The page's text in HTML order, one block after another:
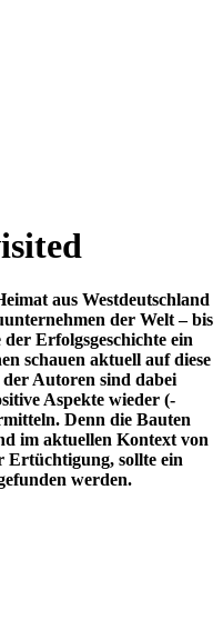
aus Westdeutschland
der Welt – bis
Erfolgsgeschichte ein
schauen aktuell auf diese
Autoren sind dabei
Aspekte wieder (-
Denn die Bauten
im aktuellen Kontext von
Ertüchtigung, sollte ein
werden.